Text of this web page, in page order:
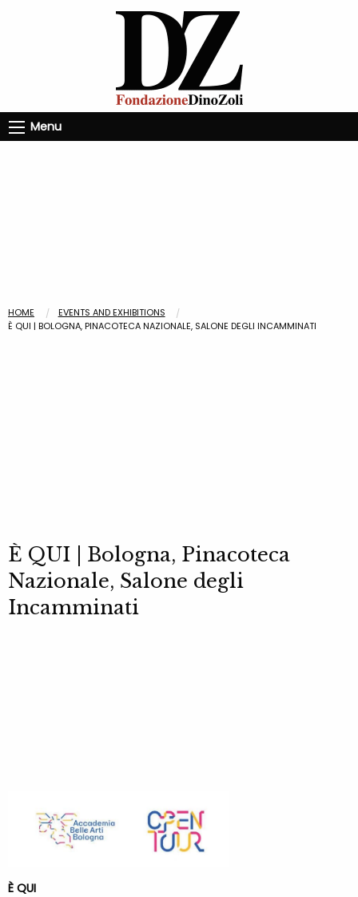
Menu
HOME
EVENTS AND EXHIBITIONS
È QUI | BOLOGNA, PINACOTECA NAZIONALE, SALONE DEGLI INCAMMINATI
È QUI | Bologna, Pinacoteca
Nazionale, Salone degli
Incamminati
È QUI